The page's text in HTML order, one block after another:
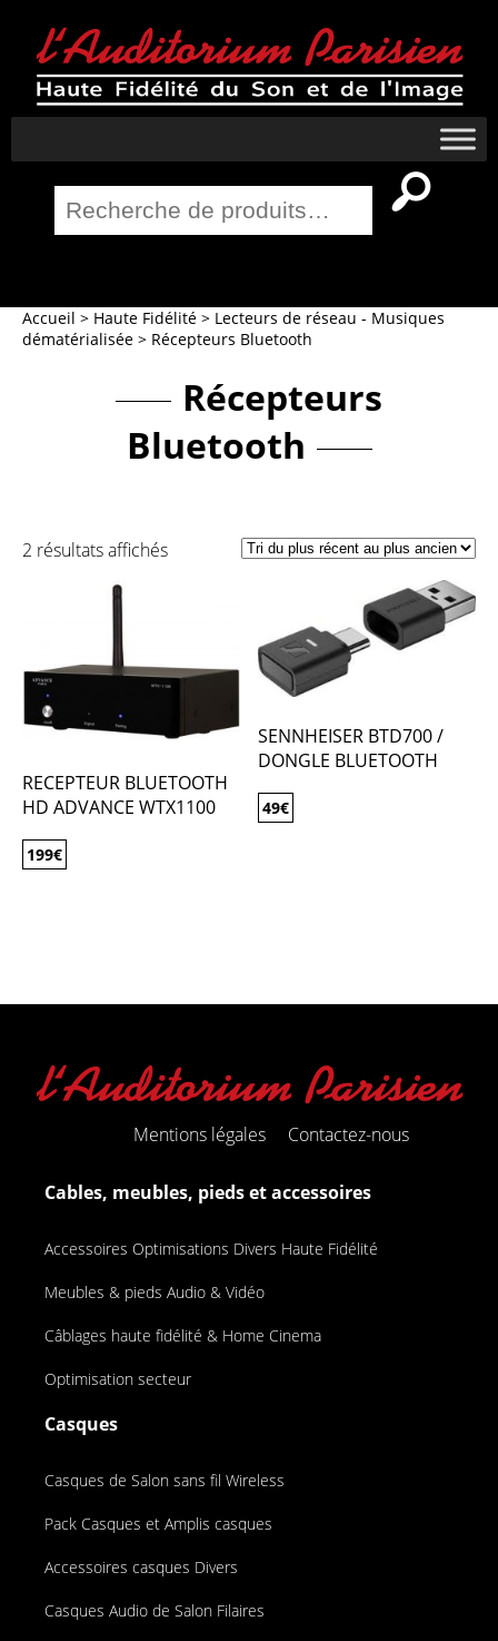
pour :
Accueil > Haute Fidélité > Lecteurs de réseau - Musiques
dématérialisée > Récepteurs Bluetooth
Récepteurs
Bluetooth
2 résultats affichés
RECEPTEUR BLUETOOTH
HD ADVANCE WTX1100
199€
SENNHEISER BTD700 /
DONGLE BLUETOOTH
49€
Mentions légales Contactez-nous
Cables, meubles, pieds et accessoires
Accessoires Optimisations Divers Haute Fidélité
Meubles & pieds Audio & Vidéo
Câblages haute fidélité & Home Cinema
Optimisation secteur
Casques
Casques de Salon sans fil Wireless
Pack Casques et Amplis casques
Accessoires casques Divers
Casques Audio de Salon Filaires